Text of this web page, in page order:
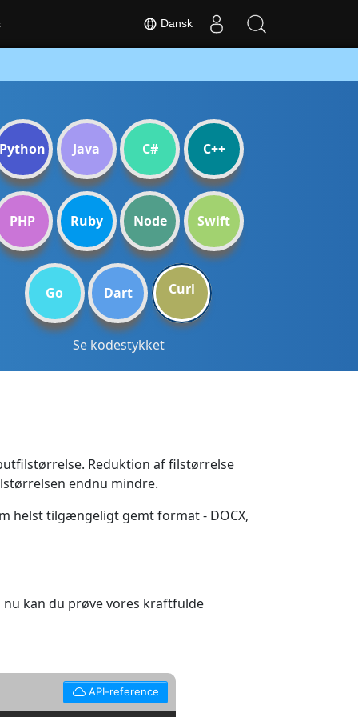
Python Java C# C++
PHP Ruby Node Swift
Go Dart Curl
Se kodestykket
Reduktion af filstørrelse
endnu mindre.
helst tilgængeligt gemt format - DOCX,
kan du prøve vores kraftfulde
API-reference
Dansk